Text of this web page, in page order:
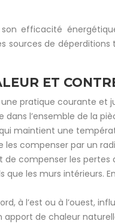
efficacité
de
ET
pratique courante et
l’ensemble de la
maintient une
les compenser par un
de compenser les
les murs intérieurs.
à l’est ou à l’ouest,
de chaleur